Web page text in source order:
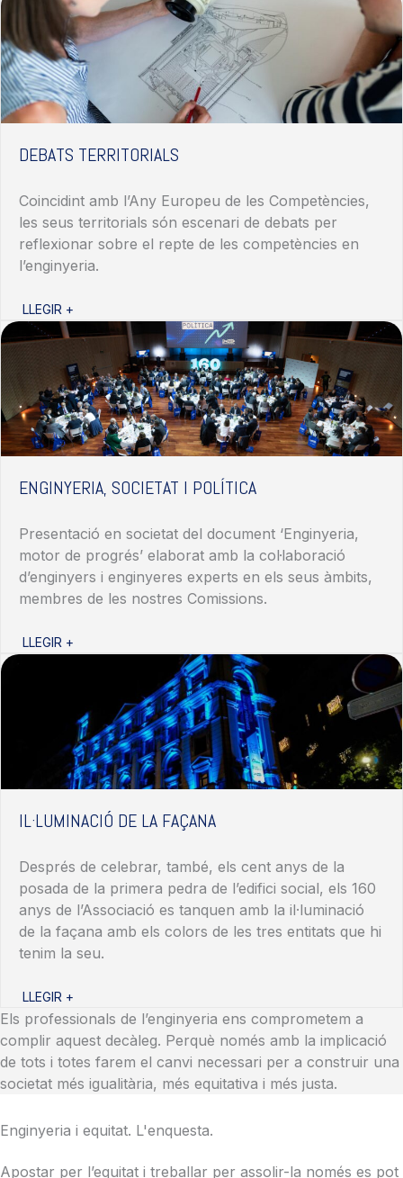
DEBATS TERRITORIALS
Coincidint amb l’Any Europeu de les Competències,
les seus territorials són escenari de debats per
reflexionar sobre el repte de les competències en
l’enginyeria.
LLEGIR +
ENGINYERIA, SOCIETAT I POLÍTICA
Presentació en societat del document ‘Enginyeria,
motor de progrés’ elaborat amb la col·laboració
d’enginyers i enginyeres experts en els seus àmbits,
membres de les nostres Comissions.
LLEGIR +
IL·LUMINACIÓ DE LA FAÇANA
Després de celebrar, també, els cent anys de la
posada de la primera pedra de l’edifici social, els 160
anys de l’Associació es tanquen amb la il·luminació
de la façana amb els colors de les tres entitats que hi
tenim la seu.
LLEGIR +
Els professionals de l’enginyeria ens comprometem a
complir aquest decàleg. Perquè només amb la implicació
de tots i totes farem el canvi necessari per a construir una
societat més igualitària, més equitativa i més justa.
Enginyeria i equitat. L'enquesta.
Apostar per l’equitat i treballar per assolir-la només es pot